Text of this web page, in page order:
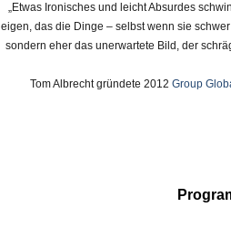
„Etwas Ironisches und leicht Absurdes
eigen, das die Dinge – selbst wenn sie
sondern eher das unerwartete Bild, der
Tom Albrecht gründete 2012 Group